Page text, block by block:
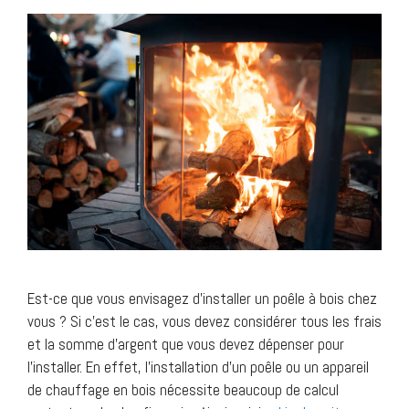
Est-ce que vous envisagez d’installer un poêle à bois chez
vous ? Si c’est le cas, vous devez considérer tous les frais
et la somme d’argent que vous devez dépenser pour
l’installer. En effet, l’installation d’un poêle ou un appareil
de chauffage en bois nécessite beaucoup de calcul